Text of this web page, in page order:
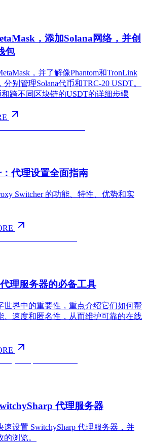
，添加Solana网络，并创
包
，并了解像Phantom和TronLink
别管理Solana代币和TRC-20 USDT。
和跨不同区块链的USDT的详细步骤
代理设置全面指南
Switcher 的功能、特性、优势和实
理服务器的必备工具
世界中的重要性，重点介绍它们如何帮
、速度和匿名性，从而维护可靠的在线
代理服务器
设置 SwitchySharp 代理服务器，并
浏览。